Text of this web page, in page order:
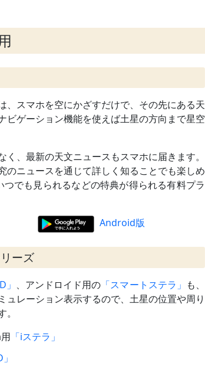
、スマホを空にかざすだけで、その先にある天
ビゲーション機能を使えば土星の方向まで星空
、最新の天文ニュースもスマホに届きます。
のニュースを通じて詳しく知ることでも楽しめ
でも見られるなどの特典が得られる有料プラ
Android版
ーズ
」 、アンドロイド用の 「スマートステラ」 も、
ュレーション表示するので、土星の位置や周り
「iステラ」